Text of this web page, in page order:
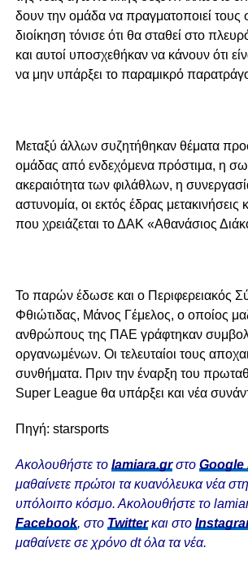
δουν την ομάδα να πραγματοποιεί τους
διοίκηση τόνισε ότι θα σταθεί στο
και αυτοί υποσχεθήκαν να κάνουν ότι
να μην υπάρξει το παραμικρό
Μεταξύ άλλων συζητήθηκαν θέματα
ομάδας από ενδεχόμενα πρόστιμα, η
ακεραιότητα των φιλάθλων, η
αστυνομία, οι εκτός έδρας μετακινήσεις
που χρειάζεται το ΔΑΚ «Αθανάσιος
Το παρών έδωσε και ο Περιφερειακός
Φθιώτιδας, Μάνος Γέμελος, ο οποίος
ανθρώπους της ΠΑΕ γράφτηκαν
οργανωμένων. Οι τελευταίοι τους
συνθήματα. Πριν την έναρξη του
Super League θα υπάρξει και νέα
Πηγή: starsports
Ακολουθήστε το lamiara.grστο Google
μαθαίνετε πρώτοι τα κυανόλευκα νέα
υπόλοιπο κόσμο. Ακολουθήστε το
Facebook, στο Twitterκαι στο
μαθαίνετε σε χρόνο dt όλα τα νέα.